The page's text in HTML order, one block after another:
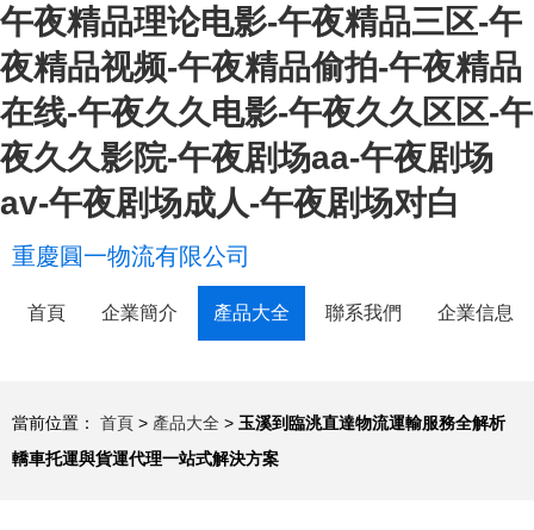
午夜精品理论电影-午夜精品三区-午
夜精品视频-午夜精品偷拍-午夜精品
在线-午夜久久电影-午夜久久区区-午
夜久久影院-午夜剧场aa-午夜剧场
av-午夜剧场成人-午夜剧场对白
重慶圓一物流有限公司
首頁 企業簡介 產品大全 聯系我們 企業信息
當前位置： 首頁 > 產品大全 > 玉溪到臨洮直達物流運輸服務全解析
轎車托運與貨運代理一站式解決方案